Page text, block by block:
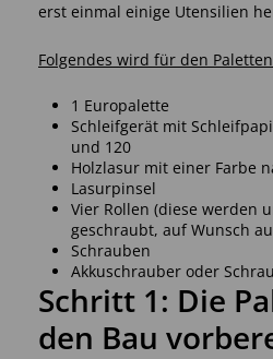
erst einmal einige Utensilien
Folgendes wird für den
1 Europalette
Schleifgerät mit
und 120
Holzlasur mit einer Farbe
Lasurpinsel
Vier Rollen (diese werden
geschraubt, auf Wunsch
Schrauben
Akkuschrauber oder
Schritt 1: Die
den Bau